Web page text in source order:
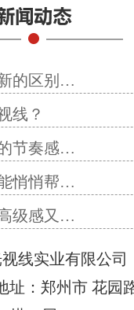
的区别…
线？
节奏感…
悄悄帮…
级感又…
线实业有限公司
址：郑州市 花园